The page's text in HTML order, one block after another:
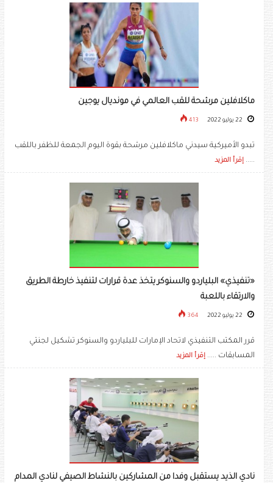
ماكلافلين مرشحة للقب العالمي في مونديال يوجين
413
تبدو الأميركية سيدني ماكلافلين مرشحة بقوة اليوم الجمعة للظفر باللقب
..... إقرأ المزيد
«تنفيذي» البلياردو والسنوكر يتخذ عدة قرارات لتنفيذ خارطة الطريق
والارتقاء باللعبة
364
قرر المكتب التنفيذي لاتحاد الإمارات للبلياردو والسنوكر تشكيل لجنتي
المسابقات ..... إقرأ المزيد
نادي الذيد يستقبل وفدا من المشاركين بالنشاط الصيفي لنادي المدام